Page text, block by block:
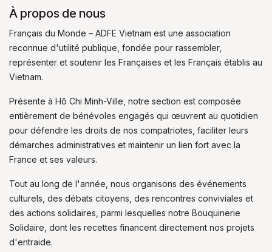
À propos de nous
Français du Monde – ADFE Vietnam est une association
reconnue d'utilité publique, fondée pour rassembler,
représenter et soutenir les Françaises et les Français établis au
Vietnam.
Présente à Hô Chi Minh-Ville, notre section est composée
entièrement de bénévoles engagés qui œuvrent au quotidien
pour défendre les droits de nos compatriotes, faciliter leurs
démarches administratives et maintenir un lien fort avec la
France et ses valeurs.
Tout au long de l'année, nous organisons des événements
culturels, des débats citoyens, des rencontres conviviales et
des actions solidaires, parmi lesquelles notre Bouquinerie
Solidaire, dont les recettes financent directement nos projets
d'entraide.